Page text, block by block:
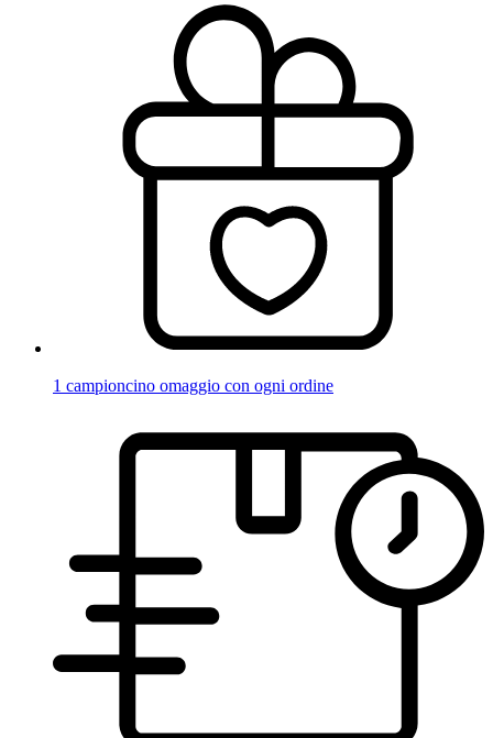
1 campioncino omaggio con ogni ordine